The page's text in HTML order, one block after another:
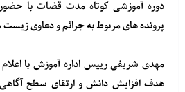
دوره آموزشی کوتاه مدت قضات با
پرونده های مربوط به جرائم و دعاوی
مهدی شریفی رییس اداره آموزش با
هدف افزایش دانش و ارتقای سطح آگاهی